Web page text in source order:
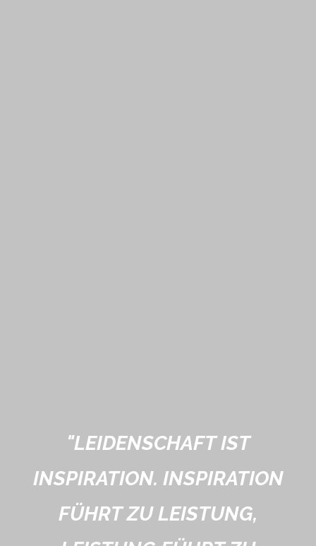
"LEIDENSCHAFT IST
INSPIRATION. INSPIRATION
FÜHRT ZU LEISTUNG,